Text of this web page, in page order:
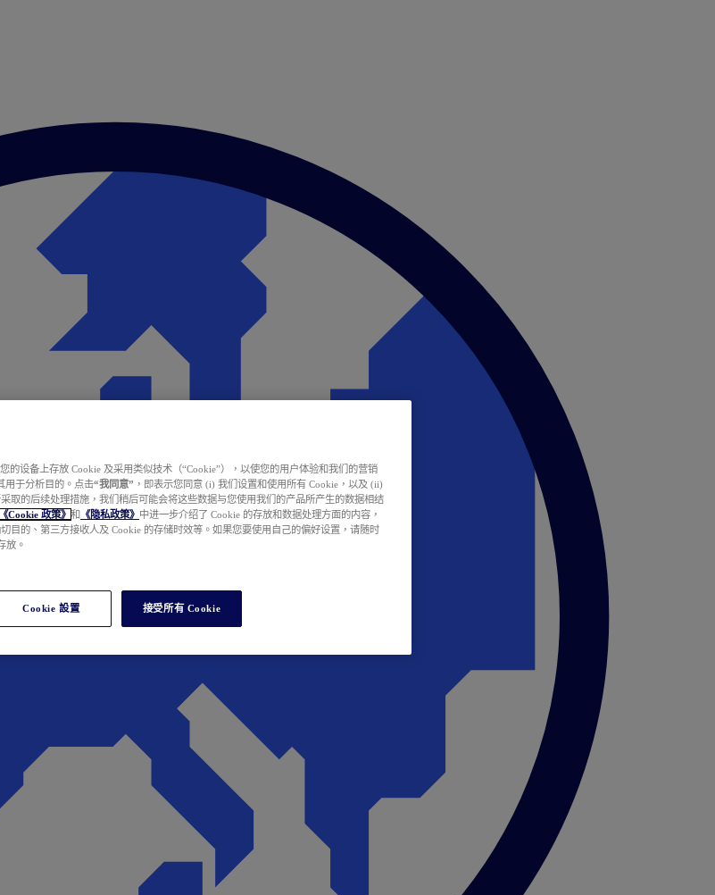
的设备上存放 Cookie 及采用类似技术（“Cookie”），以使您的用户体验和我们的营销
用于分析目的。点击“我同意” ，即表示您同意 (i) 我们设置和使用所有 Cookie，以及 (ii)
取的后续处理措施，我们稍后可能会将这些数据与您使用我们的产品所产生的数据相结
《Cookie 政策》 和 《隐私政策》 中进一步介绍了 Cookie 的存放和数据处理方面的内容，
目的、第三方接收人及 Cookie 的存储时效等。如果您要使用自己的偏好设置，请随时
放。
Cookie 設置 接受所有 Cookie